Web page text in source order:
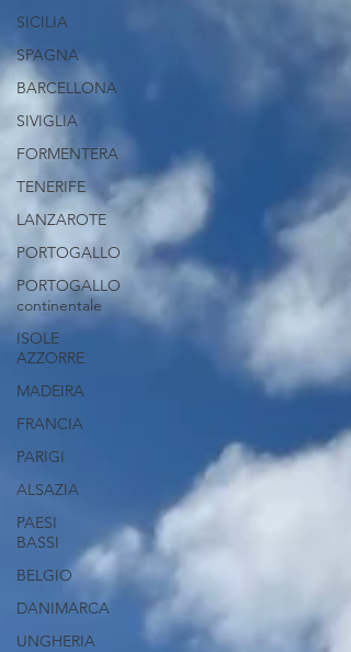
SICILIA
SPAGNA
BARCELLONA
SIVIGLIA
FORMENTERA
TENERIFE
LANZAROTE
PORTOGALLO
PORTOGALLO
continentale
ISOLE
AZZORRE
MADEIRA
FRANCIA
PARIGI
ALSAZIA
PAESI
BASSI
BELGIO
DANIMARCA
UNGHERIA